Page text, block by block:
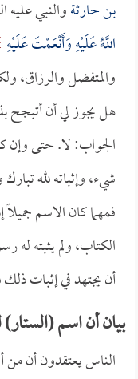
بن حارثةوالنبي عليه
اللَّهُ عَلَيْهِ وَأَنْعَمْتَ عَلَيْهِ
والمتفضل والرزاق،
هل يجوز لي أن أتبجح
الجواب: لا. حتى وإن
شيء، وإثباته لله
فمهما كان الاسم جميلاً
الكتاب، ولم يثبته له
أن يجتهد في إثبات
بيان أن اسم
الناس يعتقدون أن من